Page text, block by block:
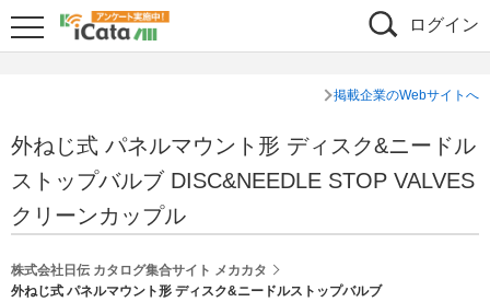
ログイン
掲載企業のWebサイトへ
外ねじ式 パネルマウント形 ディスク&ニードル
ストップバルブ DISC&NEEDLE STOP VALVES
クリーンカップル
株式会社日伝 カタログ集合サイト メカカタ
外ねじ式 パネルマウント形 ディスク&ニードルストップバルブ